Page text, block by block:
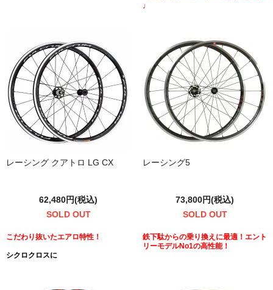
♩
レーシング クアトロ LG CX
62,480円(税込)
SOLD OUT
こだわり抜いたエアロ特性！
シクロクロスに
レーシング5
73,800円(税込)
SOLD OUT
鉄下駄からの乗り換えに最適！エント
リーモデルNo1の高性能！